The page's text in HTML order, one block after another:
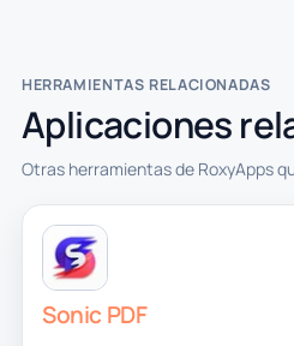
HERRAMIENTAS RELACIONADAS
Aplicaciones
Otras herramientas de RoxyApps
Sonic PDF